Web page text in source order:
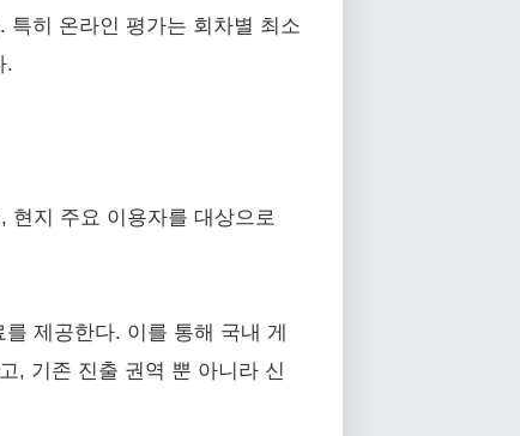
특히 온라인 평가는 회차별 최소
.
현지 주요 이용자를 대상으로
제공한다. 이를 통해 국내 게
, 기존 진출 권역 뿐 아니라 신